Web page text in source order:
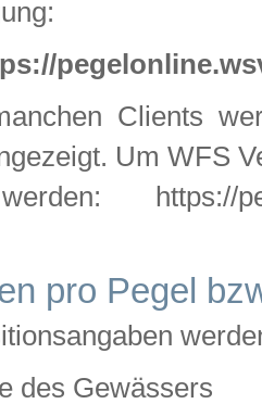
Clients
Um WFS
https://
pro Pegel
des Gewässers